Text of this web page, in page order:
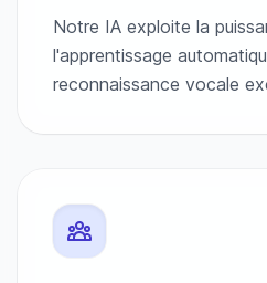
Notre IA exploite la
l'apprentissage
reconnaissance vocale